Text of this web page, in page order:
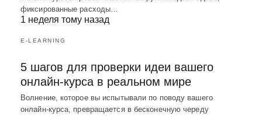
фиксированные расходы…
1 неделя тому назад
E-LEARNING
5 шагов для проверки идеи вашего
онлайн-курса в реальном мире
Волнение, которое вы испытывали по поводу вашего
онлайн-курса, превращается в бесконечную череду